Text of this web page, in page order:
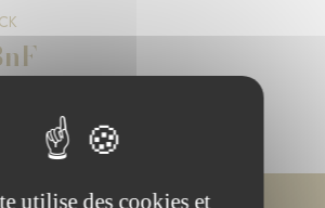
utilise des cookies et